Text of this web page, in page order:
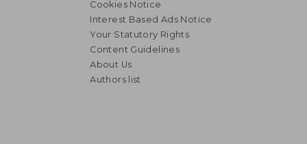
Cookies Notice
Interest Based Ads Notice
Your Statutory Rights
Content Guidelines
About Us
Authors list